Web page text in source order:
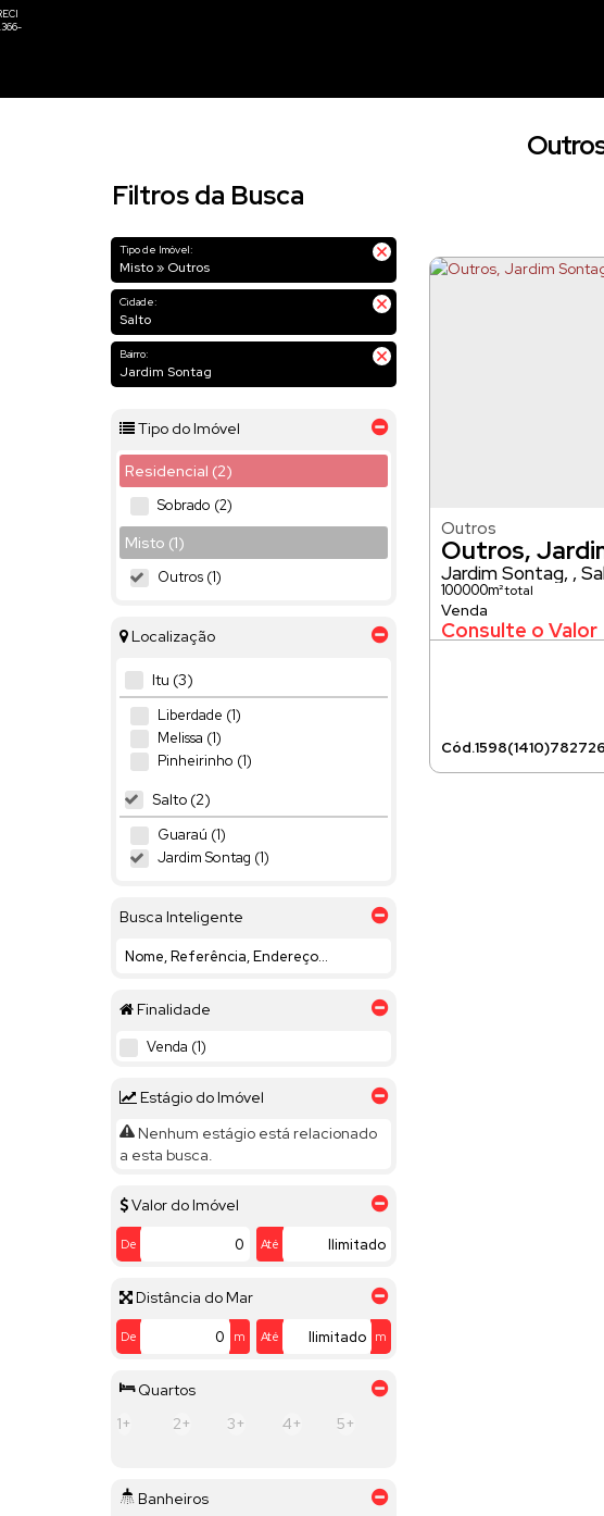
Filtros da Busca
Tipo de Imóvel:
Misto » Outros
Cidade:
Salto
Bairro:
Jardim Sontag
Tipo do Imóvel
Residencial (2)
Sobrado (2)
Misto (1)
Outros (1)
Localização
Itu (3)
Liberdade (1)
Melissa (1)
Pinheirinho (1)
Salto (2)
Guaraú (1)
Jardim Sontag (1)
Busca Inteligente
Finalidade
Venda (1)
Estágio do Imóvel
Nenhum estágio está relacionado
a esta busca.
Valor do Imóvel
De Até
Distância do Mar
De m Até m
Quartos
1+
2+ 3+ 4+ 5+
Banheiros
Outros,
Outros
Consulte o Valor
1598(1410)782726
Jardim Sontag ,
100000m²